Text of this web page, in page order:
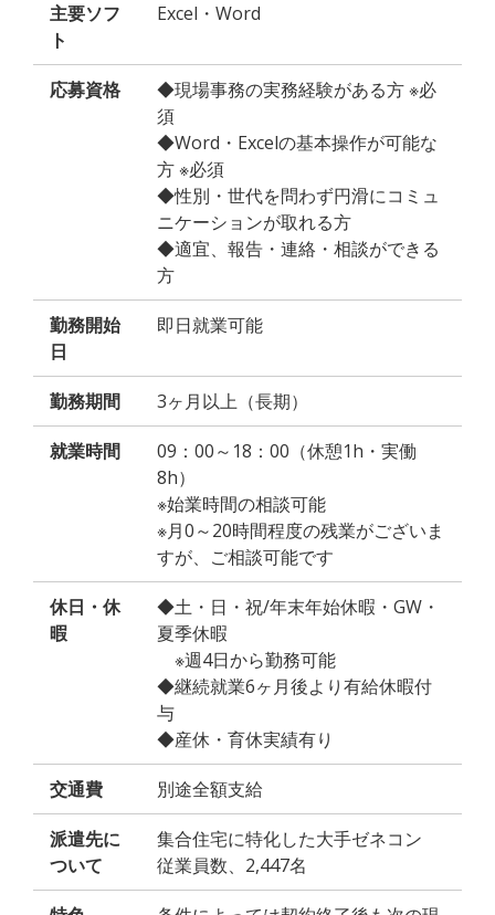
主要ソフ
ト
Excel・Word
応募資格
◆現場事務の実務経験がある方 ※必
須
◆Word・Excelの基本操作が可能な
方 ※必須
◆性別・世代を問わず円滑にコミュ
ニケーションが取れる方
◆適宜、報告・連絡・相談ができる
方
勤務開始
日
即日就業可能
勤務期間 3ヶ月以上（長期）
就業時間
09：00～18：00（休憩1h・実働
8h）
※始業時間の相談可能
※月0～20時間程度の残業がございま
すが、ご相談可能です
休日・休
暇
◆土・日・祝/年末年始休暇・GW・
夏季休暇
※週4日から勤務可能
◆継続就業6ヶ月後より有給休暇付
与
◆産休・育休実績有り
交通費 別途全額支給
派遣先に
ついて
集合住宅に特化した大手ゼネコン
従業員数、2,447名